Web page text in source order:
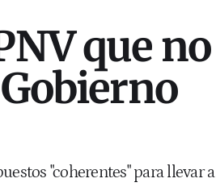
que no
"coherentes" para llevar a